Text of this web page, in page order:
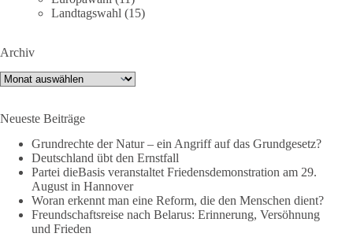
„Wir müssen Nein sagen zu diesem stinkenden
👉 Hier geht es zum vollständigen Video:
https://www.youtube.com/live/a9hOswSNg4I?
🟩🟩🟦🟦🟥🟥🟧🟧
❤️ Wir freuen uns über deine Unterstützung:
https://diebasis.de/spenden/
#dieBasis #frieden #russandistnichtunserFeind #friedenspartei
Landtagswahl (15)
Archiv
Archiv
Neueste Beiträge
Grundrechte der Natur – ein Angriff auf das Grundgesetz?
Deutschland übt den Ernstfall
Partei dieBasis veranstaltet Friedensdemonstration am 29.
August in Hannover
Woran erkennt man eine Reform, die den Menschen dient?
Freundschaftsreise nach Belarus: Erinnerung, Versöhnung
und Frieden